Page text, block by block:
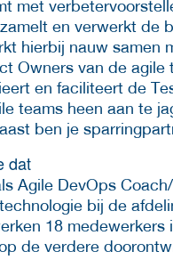
met
en verwerkt de
hierbij nauw samen
Owners van de agile
en faciliteert de
teams heen aan te
ben je
dat
Agile DevOps
bij de
18 medewerkers
de verdere